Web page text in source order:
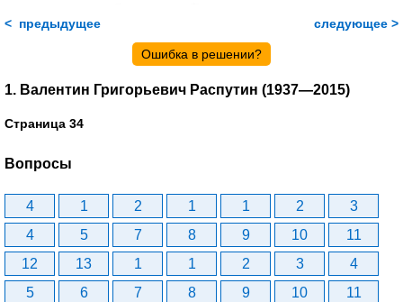
< предыдущее следующее >
Ошибка в решении?
1. Валентин Григорьевич Распутин (1937—2015)
Страница 34
Вопросы
4 1 2 1 1 2
3
4
5 7 8 9 10
11
12
13 1 1 2 3
4
5
6 7 8 9 10
11